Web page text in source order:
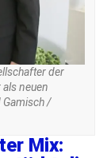
der
neuen
Gamisch /
Mix: